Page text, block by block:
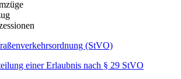
(StVO)
einer Erlaubnis nach § 29 StVO